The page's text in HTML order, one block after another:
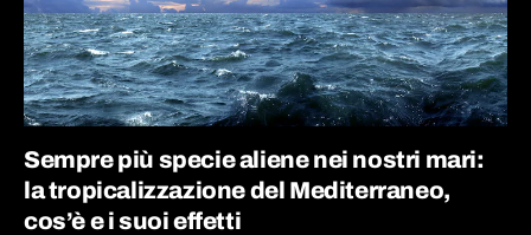
Sempre più specie aliene nei nostri mari:
la tropicalizzazione del Mediterraneo,
cos’è e i suoi effetti